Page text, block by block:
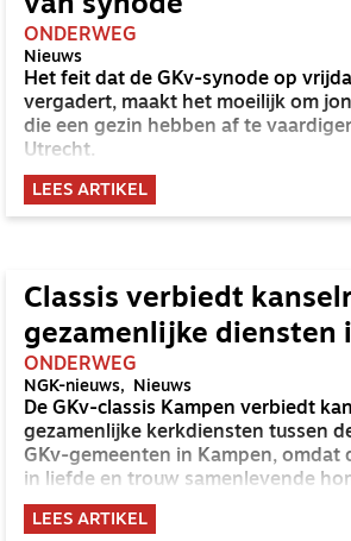
van synode
ONDERWEG
Nieuws
Het feit dat de GKv-synode op
vergadert, maakt het moeilijk om
die een gezin hebben af te
Utrecht.
LEES ARTIKEL
Classis verbiedt
gezamenlijke diensten
ONDERWEG
NGK-nieuws Nieuws
De GKv-classis Kampen verbiedt
gezamenlijke kerkdiensten tussen
GKv-gemeenten in Kampen, omdat
in liefde en trouw samenlevende
lid aanvaardt en welkom heet aan
Volgens de classis tast dat het
LEES ARTIKEL